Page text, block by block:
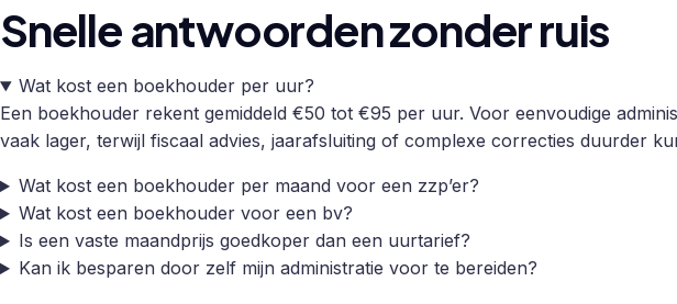
Snelle antwoorden zonder ruis
Wat kost een boekhouder per uur?
Een boekhouder rekent gemiddeld €50 tot €95 per uur. Voor eenvoudige
vaak lager, terwijl fiscaal advies, jaarafsluiting of complexe correcties duurder
Wat kost een boekhouder per maand voor een zzp’er?
Wat kost een boekhouder voor een bv?
Is een vaste maandprijs goedkoper dan een uurtarief?
Kan ik besparen door zelf mijn administratie voor te bereiden?